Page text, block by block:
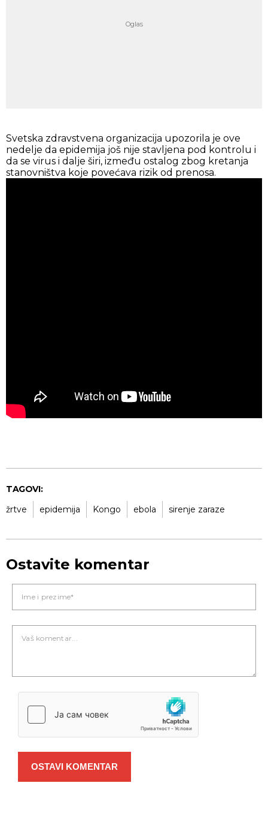
Svetska zdravstvena organizacija upozorila je ove
nedelje da epidemija još nije stavljena pod kontrolu i
da se virus i dalje širi, između ostalog zbog kretanja
stanovništva koje povećava rizik od prenosa.
TAGOVI:
žrtve
epidemija Kongo ebola sirenje zaraze
Ostavite komentar
OSTAVI KOMENTAR